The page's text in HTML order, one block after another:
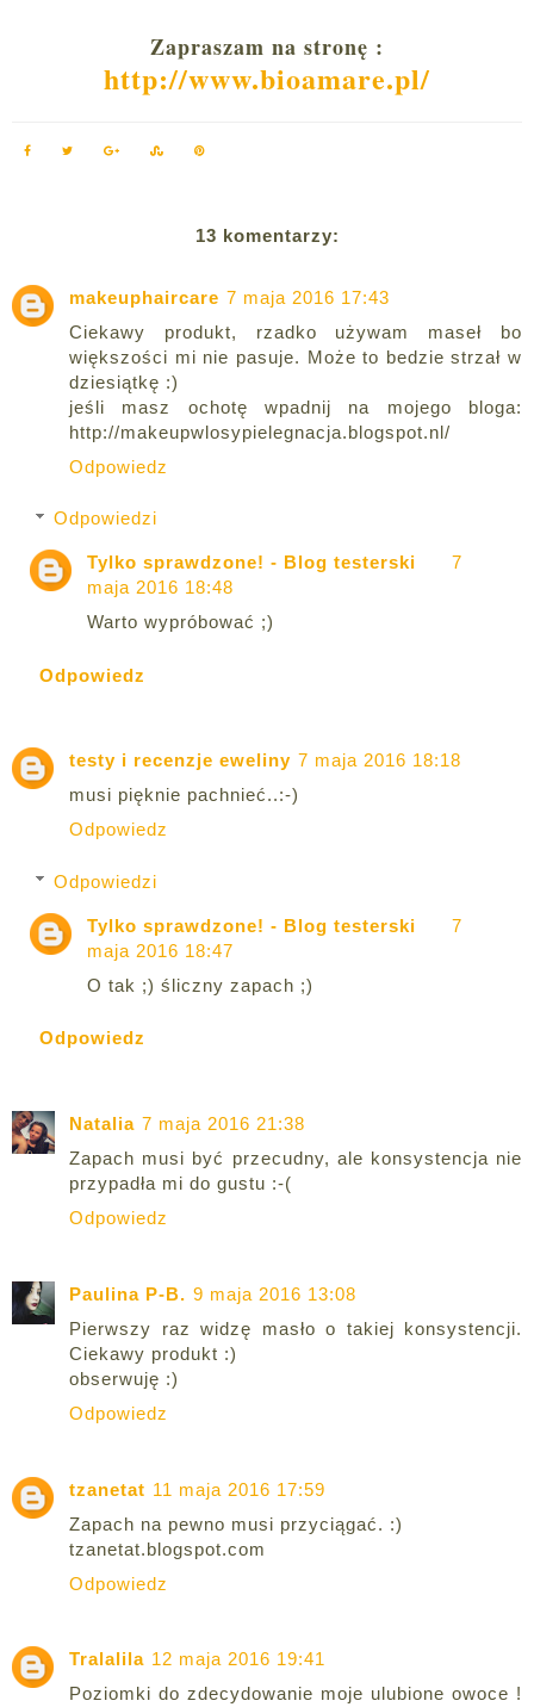
Zapraszam na stronę :
http://www.bioamare.pl/
13 komentarzy:
makeuphaircare 7 maja 2016 17:43
Ciekawy produkt, rzadko używam maseł bo
większości mi nie pasuje. Może to bedzie strzał w
dziesiątkę :)
jeśli masz ochotę wpadnij na mojego bloga:
http://makeupwlosypielegnacja.blogspot.nl/
Odpowiedz
Odpowiedzi
Tylko sprawdzone! - Blog testerski
7
maja 2016 18:48
Warto wypróbować ;)
Odpowiedz
testy i recenzje eweliny 7 maja 2016 18:18
musi pięknie pachnieć..:-)
Odpowiedz
Odpowiedzi
Tylko sprawdzone! - Blog testerski
7
maja 2016 18:47
O tak ;) śliczny zapach ;)
Odpowiedz
Natalia 7 maja 2016 21:38
Zapach musi być przecudny, ale konsystencja nie
przypadła mi do gustu :-(
Odpowiedz
Paulina P-B. 9 maja 2016 13:08
Pierwszy raz widzę masło o takiej konsystencji.
Ciekawy produkt :)
obserwuję :)
Odpowiedz
tzanetat 11 maja 2016 17:59
Zapach na pewno musi przyciągać. :)
tzanetat.blogspot.com
Odpowiedz
Tralalila 12 maja 2016 19:41
Poziomki do zdecydowanie moje ulubione owoce !